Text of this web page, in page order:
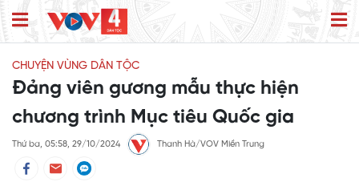
CHUYỆN VÙNG DÂN TỘC
Đảng viên gương mẫu thực hiện
chương trình Mục tiêu Quốc gia
Thứ ba, 05:58, 29/10/2024 Thanh Hà/VOV Miền Trung